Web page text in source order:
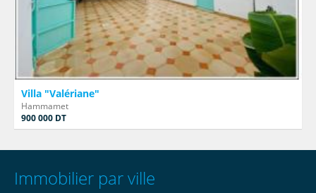
Villa "Valériane"
Hammamet
900 000 DT
Immobilier par ville